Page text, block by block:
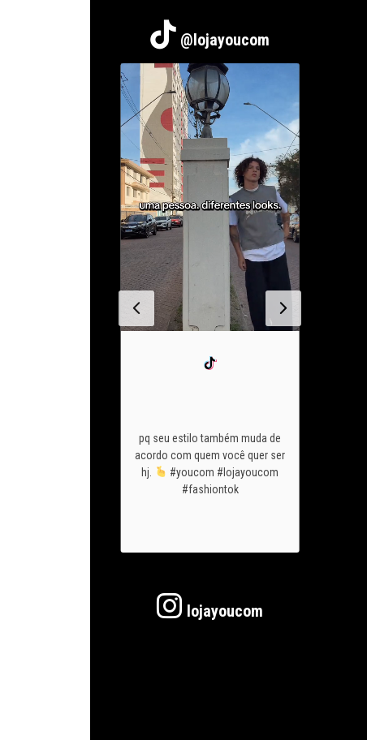
@lojayoucom
pq seu estilo também muda de
acordo com quem você quer ser
hj.
#youcom #lojayoucom
#fashiontok
lojayoucom